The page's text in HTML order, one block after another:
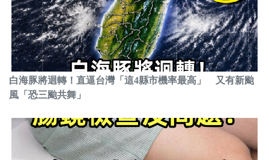
白海豚將迴轉！直逼台灣「這4縣市機率最高」 又有新颱
風「恐三颱共舞」